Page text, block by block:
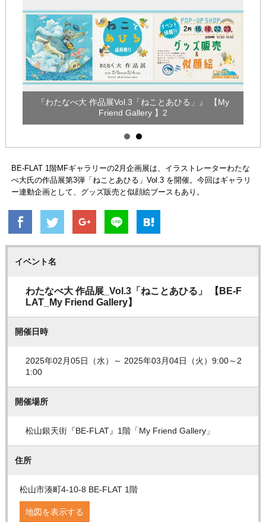
『わたなべ大 作品展Vol.3「ねことあひる」』 【My
Friend Gallery 】2
BE-FLAT 1階MFギャラリーの2月企画展は、イラストレーターわたな
べ大氏の作品展第3弾「ねことあひる」Vol.3 を開催。今回はギャラリ
ー連動企画として、グッズ販売と似顔絵ブースもあり。
イベント名
わたなべ大 作品展_Vol.3「ねことあひる」 【BE-F
LAT_My Friend Gallery】
開催日時
2025年02月05日（水）～ 2025年03月04日（火）9:00～2
1:00
開催場所
松山銀天街『BE-FLAT』1階「My Friend Gallery」
住所
松山市湊町4-10-8 BE-FLAT 1階
地図を表示する